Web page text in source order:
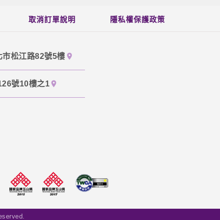
取消訂單說明 隱私權保護政策
市松江路82號5樓
號10樓之1